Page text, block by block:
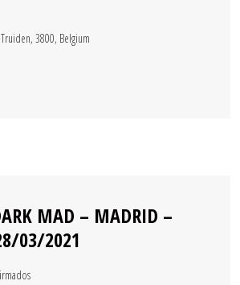
3800, Belgium
MAD – MADRID –
03/2021